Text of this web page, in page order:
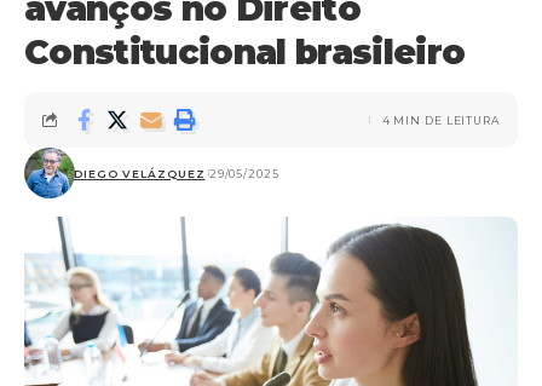
avanços no Direito
Constitucional brasileiro
DIEGO VELÁZQUEZ 29/05/2025
4 MIN DE LEITURA